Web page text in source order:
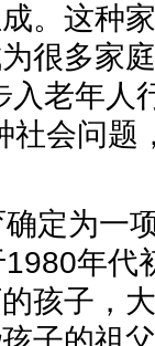
。这种
很多家
入老年人
社会问题
定为一
年代
孩子，